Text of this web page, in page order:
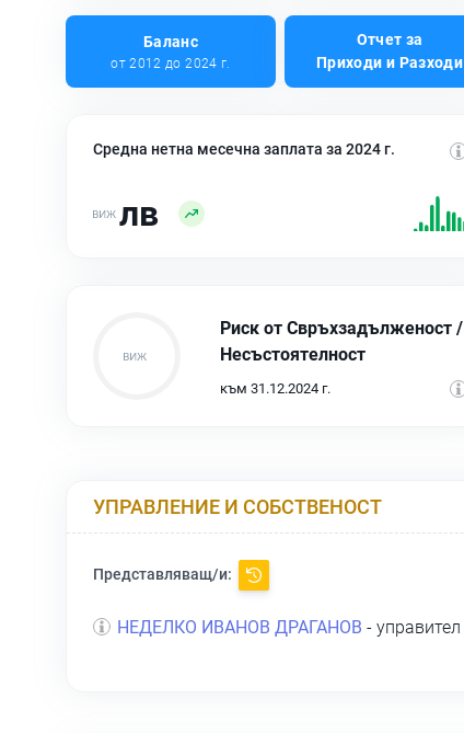
Баланс
от 2012 до 2024 г.
Отчет за
Приходи и Разходи
Средна нетна месечна заплата за 2024 г.
лв
Риск от Свръхзадълженост /
Несъстоятелност
към 31.12.2024 г.
УПРАВЛЕНИЕ И СОБСТВЕНОСТ
Представляващ/и:
НЕДЕЛКО ИВАНОВ ДРАГАНОВ - управител